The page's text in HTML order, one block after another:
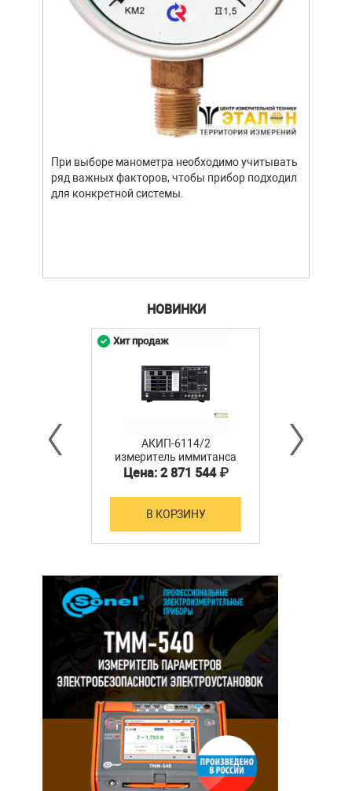
При выборе манометра необходимо учитывать
ряд важных факторов, чтобы прибор подходил
для конкретной системы.
НОВИНКИ
АКИП-6114/2
измеритель иммитанса
Цена: 2 871 544 ₽
В КОРЗИНУ
Хит продаж